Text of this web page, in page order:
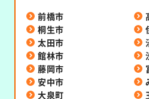
前橋市
桐生市
太田市
館林市
藤岡市
安中市
大泉町